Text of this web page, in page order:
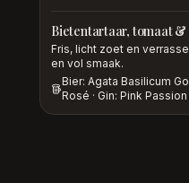
Bietentartaar, tomaat &
Fris, licht zoet en
en vol smaak.
Bier: Agata Basilicum
Rosé · Gin: Pink Passion